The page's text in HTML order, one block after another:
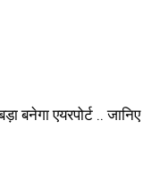
बनेगा एयरपोर्ट .. जानिए